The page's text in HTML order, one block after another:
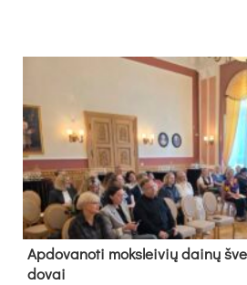
Ap­do­va­no­ti moks­lei­vių dai­nų
do­vai